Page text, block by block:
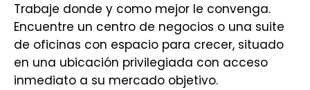
Trabaje donde y como mejor le convenga.
Encuentre un centro de negocios o una suite
de oficinas con espacio para crecer, situado
en una ubicación privilegiada con acceso
inmediato a su mercado objetivo.